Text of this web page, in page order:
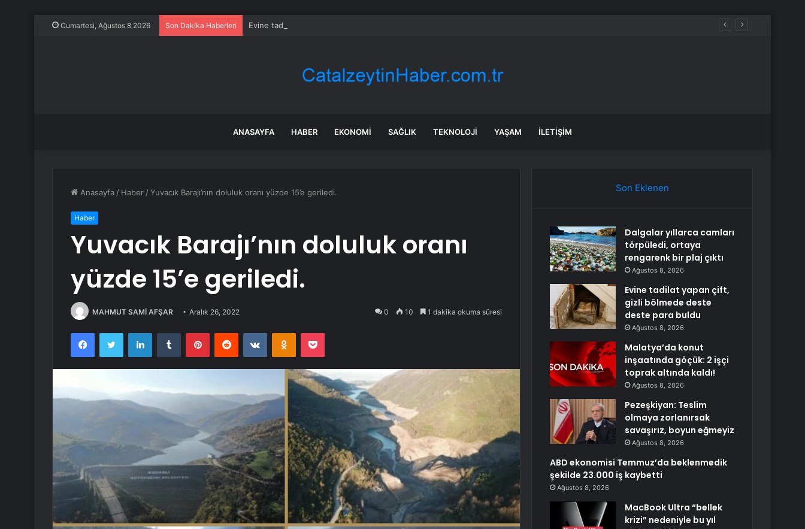
Cumartesi, Ağustos 8 2026 Son Dakika Haberleri Evine tadilat yapan çift, gizli bölmede deste deste para buldu
ANASAYFA HABER EKONOMI SAĞLIK TEKNOLOJI YAŞAM İLETIŞIM
Anasayfa / Haber /Yuvacık Barajı’nın doluluk oranı yüzde 15’e geriledi.
Haber
Yuvacık Barajı’nın doluluk oranı
yüzde 15’e geriledi.
MAHMUT SAMİ AFŞAR Aralık 26, 2022 0 10 1 dakika okuma süresi
FacebookTwitter LinkedInTumblr PinterestReddit VKontakteOdnoklassniki
Pocket
Son Eklenen
Dalgalar yıllarca camları
törpüledi, ortaya
rengarenk bir plaj çıktı
Ağustos 8, 2026
Evine tadilat yapan çift,
gizli bölmede deste
deste para buldu
Ağustos 8, 2026
Malatya’da konut
inşaatında göçük: 2 işçi
toprak altında kaldı!
Ağustos 8, 2026
Pezeşkiyan: Teslim
olmaya zorlanırsak
savaşırız, boyun eğmeyiz
Ağustos 8, 2026
ABD ekonomisi Temmuz’da beklenmedik
şekilde 23.000 iş kaybetti
Ağustos 8, 2026
MacBook Ultra “bellek
krizi” nedeniyle bu yıl